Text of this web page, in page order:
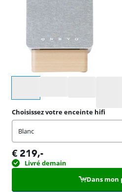
Choisissez votre enceinte hifi
Blanc
€ 219,-
Livré demain
Dans mon